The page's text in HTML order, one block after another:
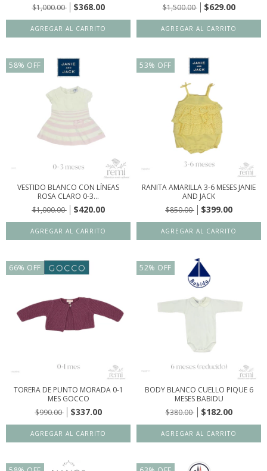
$1,000.00
$368.00
$1,500.00
$629.00
58% OFF
VESTIDO BLANCO CON LÍNEAS
ROSA CLARO 0-3...
$1,000.00
$420.00
53% OFF
RANITA AMARILLA 3-6 MESES JANIE
AND JACK
$850.00
$399.00
66% OFF
TORERA DE PUNTO MORADA 0-1
MES GOCCO
$990.00
$337.00
52% OFF
BODY BLANCO CUELLO PIQUE 6
MESES BABIDU
$380.00
$182.00